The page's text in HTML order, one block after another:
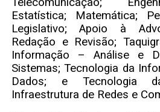
Telecomunicação;
Estatística; Matemática;
Legislativo; Apoio à
Redação e Revisão;
Informação – Análise e
Sistemas; Tecnologia da
Dados; e Tecnologia
Infraestrutura de Redes e